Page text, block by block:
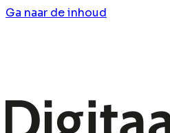
Ga naar de inhoud